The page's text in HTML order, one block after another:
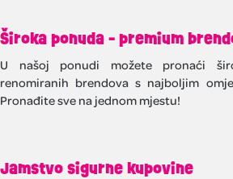
Široka ponuda - premium
U našoj ponudi možete pronaći
renomiranih brendova s najboljim
Pronađite sve na jednom mjestu!
Jamstvo sigurne kupovine